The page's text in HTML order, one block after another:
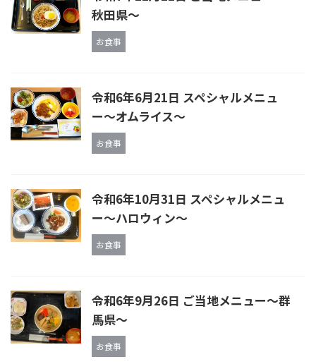
秋田県～
お食事
令和6年6月21日 スペシャルメニュ
ー〜オムライス〜
お食事
令和6年10月31日 スペシャルメニュ
ー～ハロウィン～
お食事
令和6年9月26日 ご当地メニュー～群
馬県～
お食事